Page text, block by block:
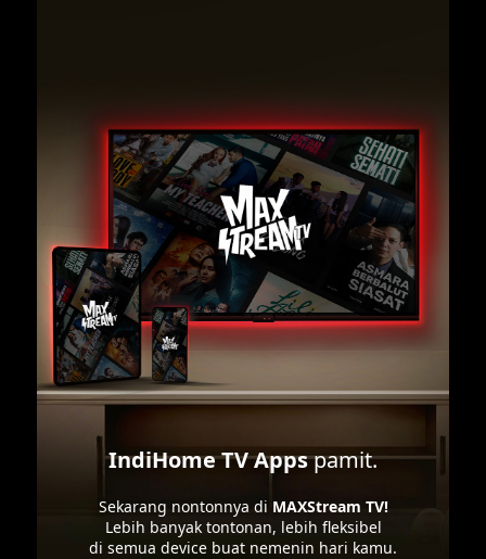
IndiHome TV Appspamit.
Sekarang nontonnya di MAXStream TV!
Lebih banyak tontonan, lebih fleksibel
di semua device buat nemenin hari kamu.